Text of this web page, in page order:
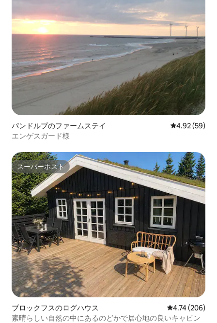
パンドルプのファームステイ レビュー59
4.92 (59)
エンゲスガード様
スーパーホスト
スーパーホスト
ブロックフスのログハウス レビュー206
4.74 (206)
素晴らしい自然の中にあるのどかで居心地の良いキャビン